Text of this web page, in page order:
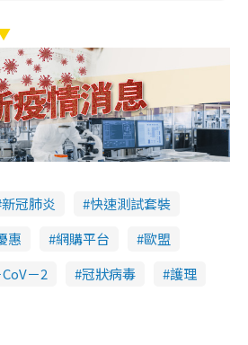
新冠肺炎
快速測試套裝
惠 網購平台
歐盟
－2 冠狀病毒 護理